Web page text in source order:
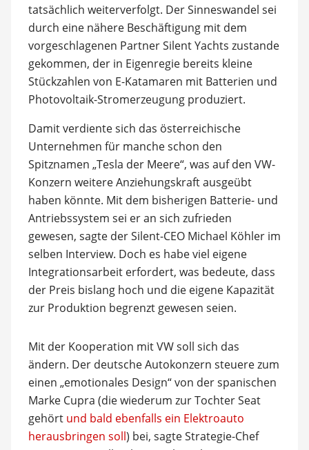
tatsächlich weiterverfolgt. Der Sinneswandel sei
durch eine nähere Beschäftigung mit dem
vorgeschlagenen Partner Silent Yachts zustande
gekommen, der in Eigenregie bereits kleine
Stückzahlen von E-Katamaren mit Batterien und
Photovoltaik-Stromerzeugung produziert.
Damit verdiente sich das österreichische
Unternehmen für manche schon den
Spitznamen „Tesla der Meere“, was auf den VW-
Konzern weitere Anziehungskraft ausgeübt
haben könnte. Mit dem bisherigen Batterie- und
Antriebssystem sei er an sich zufrieden
gewesen, sagte der Silent-CEO Michael Köhler im
selben Interview. Doch es habe viel eigene
Integrationsarbeit erfordert, was bedeute, dass
der Preis bislang hoch und die eigene Kapazität
zur Produktion begrenzt gewesen seien.
Mit der Kooperation mit VW soll sich das
ändern. Der deutsche Autokonzern steuere zum
einen „emotionales Design“ von der spanischen
Marke Cupra (die wiederum zur Tochter Seat
gehört und bald ebenfalls ein Elektroauto
herausbringen soll) bei, sagte Strategie-Chef